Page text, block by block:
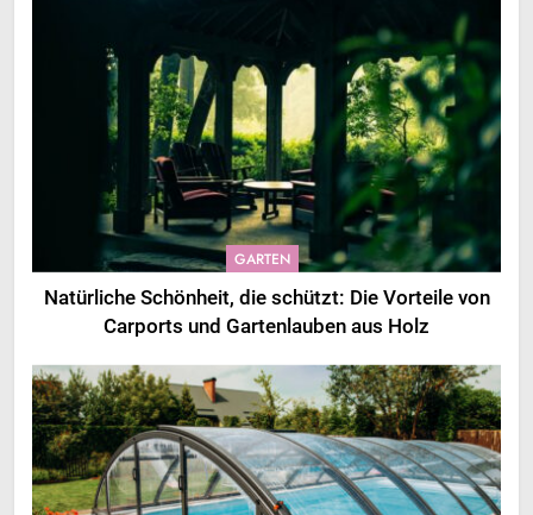
GARTEN
Natürliche Schönheit, die schützt: Die Vorteile von
Carports und Gartenlauben aus Holz